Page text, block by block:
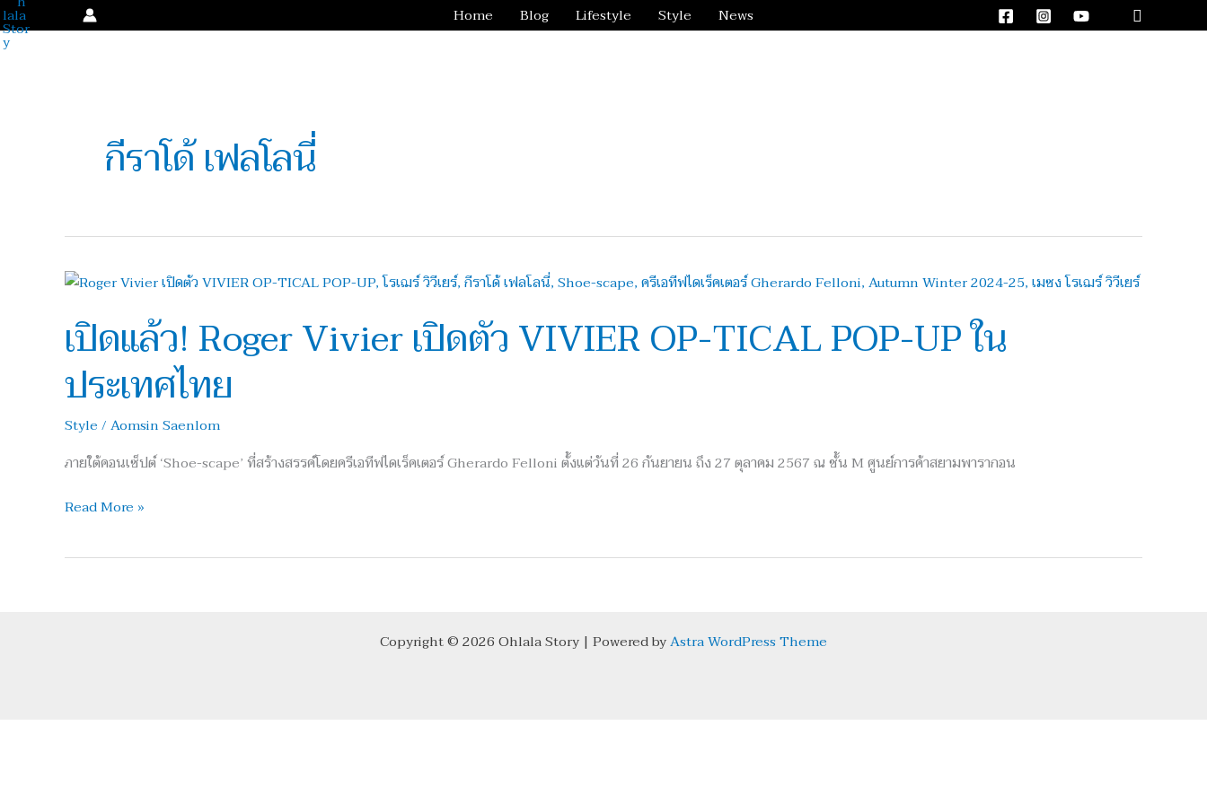
Skip
to
Home Blog Lifestyle Style News Search
กีราโด้ เฟลโลนี่
เปิดแล้ว! Roger Vivier เปิดตัว VIVIER OP-TICAL POP-UP ใน
ประเทศไทย
Style/Aomsin Saenlom
ภายใต้คอนเซ็ปต์ ‘Shoe-scape’ ที่สร้างสรรค์โดยครีเอทีฟไดเร็คเตอร์ Gherardo Felloni ตั้งแต่วันที่ 26 กันยายน ถึง 27 ตุลาคม 2567 ณ ชั้น M ศูนย์การค้าสยามพารากอน
เปิด
Roger
Vivier
เปิด
ตัว
VIVIER
OP-
TICAL
POP-
Read More »
Copyright © 2026 Ohlala Story | Powered byAstra WordPress Theme